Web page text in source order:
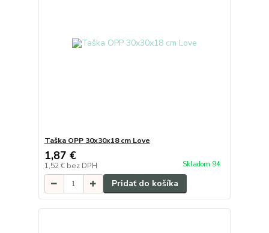
Taška OPP 30x30x18 cm Love
1,87 €
1,52 € bez DPH Skladom 94
Pridať do košíka